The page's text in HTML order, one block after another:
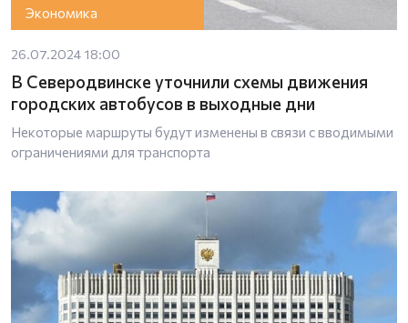
Экономика
26.07.2024 18:00
В Северодвинске уточнили схемы движения
городских автобусов в выходные дни
Некоторые маршруты будут изменены в связи с вводимыми
ограничениями для транспорта